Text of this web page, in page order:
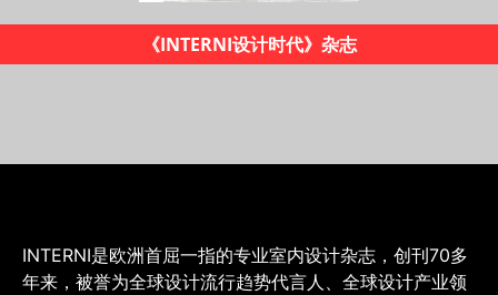
2019米兰设计地图
INTERNI是欧洲首屈一指的专业室内设计杂志，创刊70多
年来，被誉为全球设计流行趋势代言人、全球设计产业领